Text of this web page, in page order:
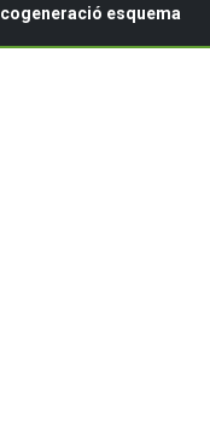
cogeneració esquema